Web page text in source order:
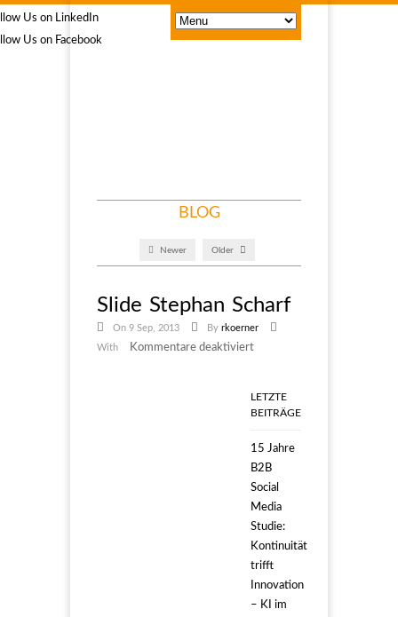
BLOG
Newer Older
Slide Stephan Scharf
On 9 Sep, 2013 By rkoerner
With
Kommentare deaktiviert
Scharf
LETZTE
BEITRÄGE
15 Jahre
B2B
Social
Media
Studie:
Kontinuität
trifft
Innovation
– KI im